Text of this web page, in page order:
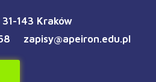
143 Kraków
zapisy@apeiron.edu.pl